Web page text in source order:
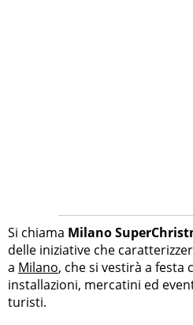
Si chiama Milano
delle iniziative che
a Milano, che si vestirà a festa
installazioni, mercatini ed
turisti.